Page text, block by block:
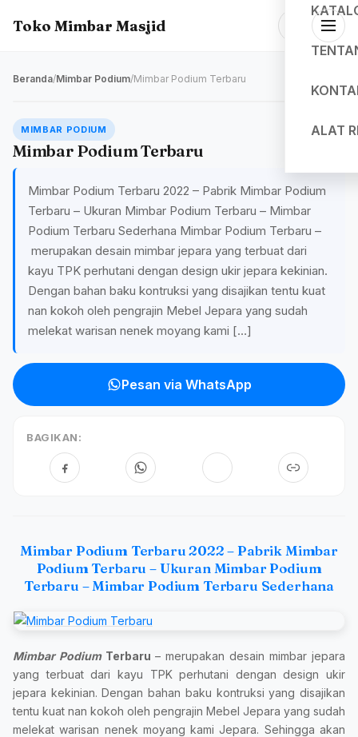
Toko Mimbar Masjid
ALAT
Beranda/Mimbar Podium/Mimbar Podium Terbaru
MIMBAR PODIUM
Mimbar Podium Terbaru
Mimbar Podium Terbaru 2022 – Pabrik Mimbar Podium
Terbaru – Ukuran Mimbar Podium Terbaru – Mimbar
Podium Terbaru Sederhana Mimbar Podium Terbaru –
merupakan desain mimbar jepara yang terbuat dari
kayu TPK perhutani dengan design ukir jepara kekinian.
Dengan bahan baku kontruksi yang disajikan tentu kuat
nan kokoh oleh pengrajin Mebel Jepara yang sudah
melekat warisan nenek moyang kami […]
Pesan via WhatsApp
BAGIKAN:
Mimbar Podium Terbaru 2022 – Pabrik Mimbar
Podium Terbaru – Ukuran Mimbar Podium
Terbaru – Mimbar Podium Terbaru Sederhana
Mimbar PodiumTerbaru – merupakan desain mimbar jepara
yang terbuat dari kayu TPK perhutani dengan design ukir
jepara kekinian. Dengan bahan baku kontruksi yang disajikan
tentu kuat nan kokoh oleh pengrajin Mebel Jepara yang sudah
melekat warisan nenek moyang kami Jepara. Sehingga akan